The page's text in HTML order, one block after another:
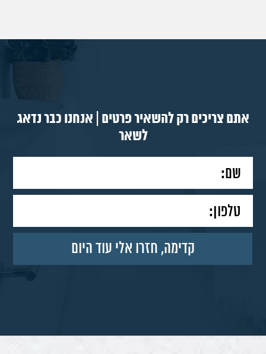
אתם צריכים רק להשאיר פרטים | אנחנו כבר נדאג
לשאר